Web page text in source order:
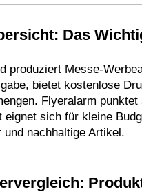
Das
produziert Messe-
bietet kostenlose
Flyeralarm
eignet sich für kleine
und nachhaltige Artikel.